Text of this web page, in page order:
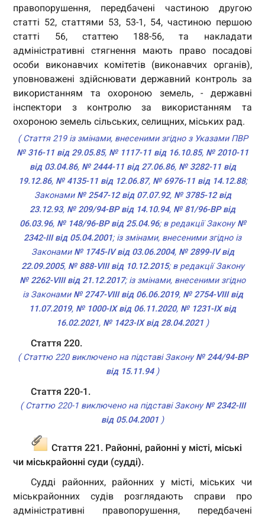
правопорушення, передбачені частиною другою
статті 52, статтями 53, 53-1, 54, частиною першою
статті 56, статтею 188-56, та накладати
адміністративні стягнення мають право посадові
особи виконавчих комітетів (виконавчих органів),
уповноважені здійснювати державний контроль за
використанням та охороною земель, - державні
інспектори з контролю за використанням та
охороною земель сільських, селищних, міських рад.
( Стаття 219 із змінами, внесеними згідно з Указами ПВР
№ 316-11 від 29.05.85, № 1117-11 від 16.10.85, № 2010-11
від 03.04.86, № 2444-11 від 27.06.86, № 3282-11 від
19.12.86, № 4135-11 від 12.06.87, № 6976-11 від 14.12.88;
Законами № 2547-12 від 07.07.92, № 3785-12 від
23.12.93, № 209/94-ВР від 14.10.94, № 81/96-ВР від
06.03.96, № 148/96-ВР від 25.04.96; в редакції Закону№
2342-III від 05.04.2001; із змінами, внесеними згідно із
Законами № 1745-IV від 03.06.2004, № 2899-IV від
22.09.2005, № 888-VIII від 10.12.2015; в редакції Закону
№ 2262-VIII від 21.12.2017; із змінами, внесеними згідно
із Законами № 2747-VIII від 06.06.2019, № 2754-VIII від
11.07.2019, № 1000-IX від 06.11.2020, № 1231-IX від
16.02.2021, № 1423-IX від 28.04.2021 )
Стаття 220.
( Статтю 220 виключено на підставі Закону№ 244/94-ВР
від 15.11.94)
Стаття 220-1.
( Статтю 220-1 виключено на підставі Закону№ 2342-III
від 05.04.2001 )
Стаття 221. Районні, районні у місті, міські
чи міськрайонні суди (судді).
Судді районних, районних у місті, міських чи
міськрайонних судів розглядають справи про
адміністративні правопорушення, передбачені